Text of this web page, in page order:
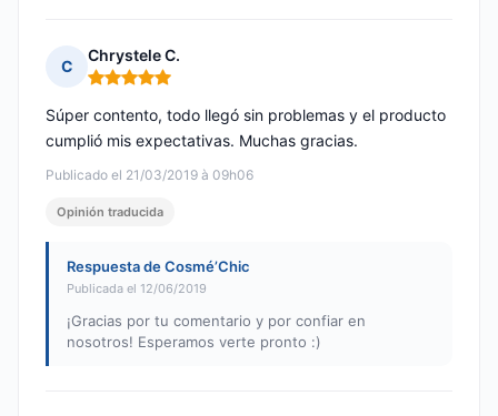
C
Chrystele C.
Nota: 5 de 5
Publicado el 21/03/2019 à 09h06
Súper contento, todo llegó sin problemas y el producto
cumplió mis expectativas. Muchas gracias.
Opinión traducida
Respuesta de Cosmé’Chic
Publicada el 12/06/2019
¡Gracias por tu comentario y por confiar en
nosotros! Esperamos verte pronto :)